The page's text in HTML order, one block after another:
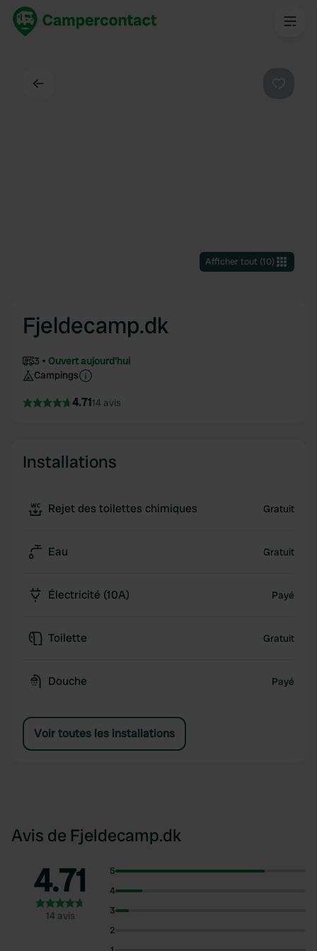
Afficher tout(10)
Fjeldecamp.dk
3
Ouvert aujourd'hui
Campings
4.7114 avis
Installations
Rejet des toilettes chimiques Gratuit
Eau Gratuit
Électricité (10A) Payé
Toilette Gratuit
Douche Payé
Voir toutes les installations
Avis de Fjeldecamp.dk
4.71
14 avis
5
4
3
2